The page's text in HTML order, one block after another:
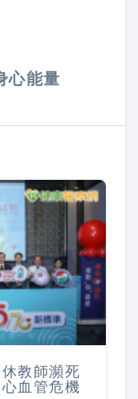
心能量
教師瀕死
血管危機